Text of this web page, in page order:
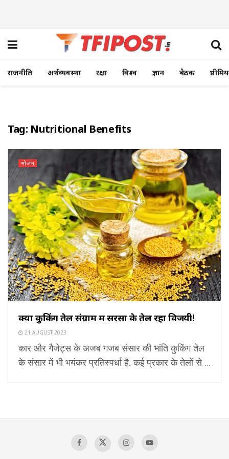
राजनीति अर्थव्यवस्था रक्षा विश्व ज्ञान बैठक
Tag: Nutritional Benefits
भोजन
क्यों कुकिंग तेल संग्राम में सरसों के तेल रहा विजयी!
21 AUGUST 2023
कार और गैजेट्स के अजब गजब संसार की भांति कुकिंग तेल
के संसार में भी भयंकर प्रतिस्पर्धा है. कई प्रकार के तेलों से ...